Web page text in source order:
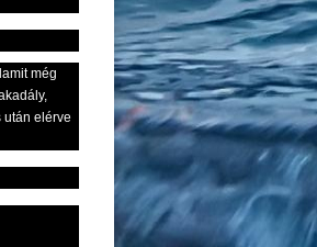
még
után elérve